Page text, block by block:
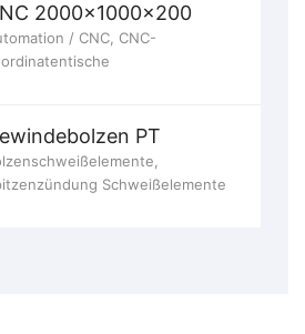
2000x1000x200
/ CNC CNC-
PT
Schweißelemente